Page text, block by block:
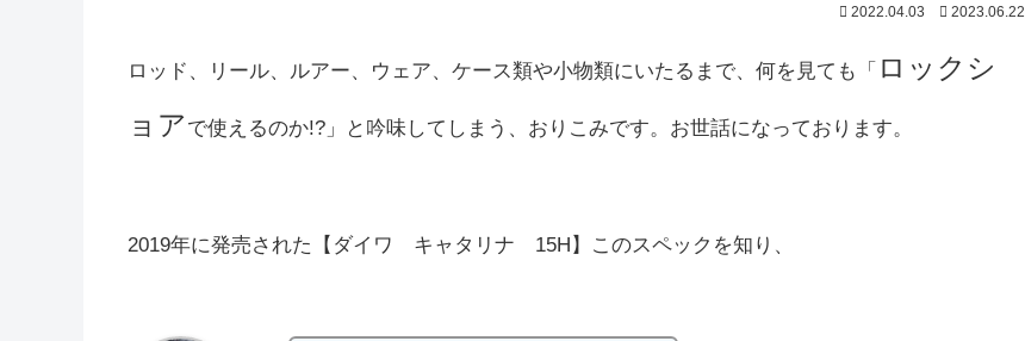
2022.04.03 2023.06.22
ロッド、リール、ルアー、ウェア、ケース類や小物類にいたるまで、何を見ても「 ロックシ
ョア で使えるのか!?」と吟味してしまう、おりこみです。お世話になっております。
2019年に発売された【ダイワ キャタリナ 15H】このスペックを知り、